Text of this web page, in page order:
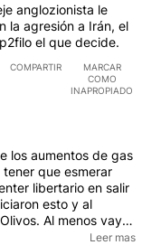
anglozionista le
la agresión a Irán, el
el que decide.
COMPARTIR
MARCAR
COMO
INAPROPIADO
los aumentos de gas
que esmerar
libertario en salir
esto y al
Al menos vayan
mucho trabajo
Leer mas